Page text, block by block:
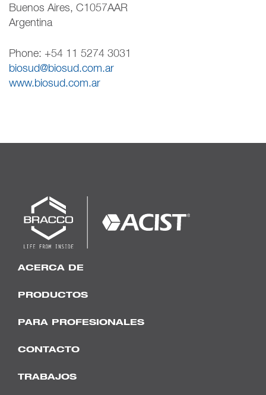
Buenos Aires, C1057AAR
Argentina
Phone: +54 11 5274 3031
biosud@biosud.com.ar
www.biosud.com.ar
ACERCA DE
PRODUCTOS
PARA PROFESIONALES
CONTACTO
TRABAJOS